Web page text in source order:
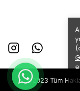
©2023 Tüm